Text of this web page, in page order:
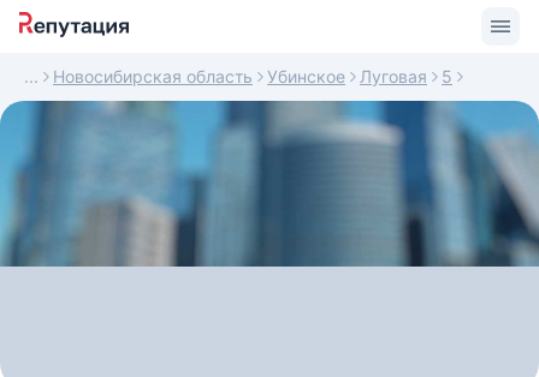
Новосибирская область Убинское Луговая 5